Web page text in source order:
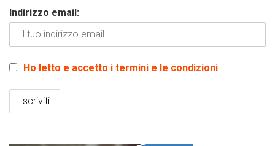
Indirizzo email:
Ho letto e accetto i termini e le condizioni